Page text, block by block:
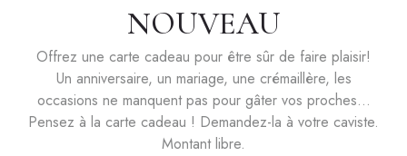
NOUVEAU
Offrez une carte cadeau pour être sûr de faire plaisir!
Un anniversaire, un mariage, une crémaillère, les
occasions ne manquent pas pour gâter vos proches…
Pensez à la carte cadeau ! Demandez-la à votre caviste.
Montant libre.